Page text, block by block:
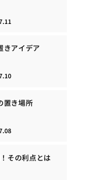
きアイデア
置き場所
その利点とは